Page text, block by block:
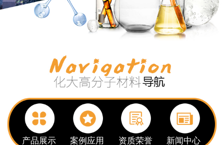
产品展示 案例应用 资质荣誉 新闻中心